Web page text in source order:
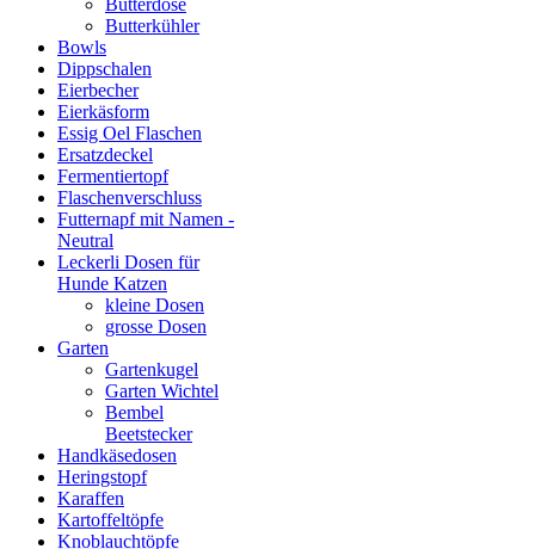
Butterdose
Butterkühler
Bowls
Dippschalen
Eierbecher
Eierkäsform
Essig Oel Flaschen
Ersatzdeckel
Fermentiertopf
Flaschenverschluss
Futternapf mit Namen -
Neutral
Leckerli Dosen für
Hunde Katzen
kleine Dosen
grosse Dosen
Garten
Gartenkugel
Garten Wichtel
Bembel
Beetstecker
Handkäsedosen
Heringstopf
Karaffen
Kartoffeltöpfe
Knoblauchtöpfe